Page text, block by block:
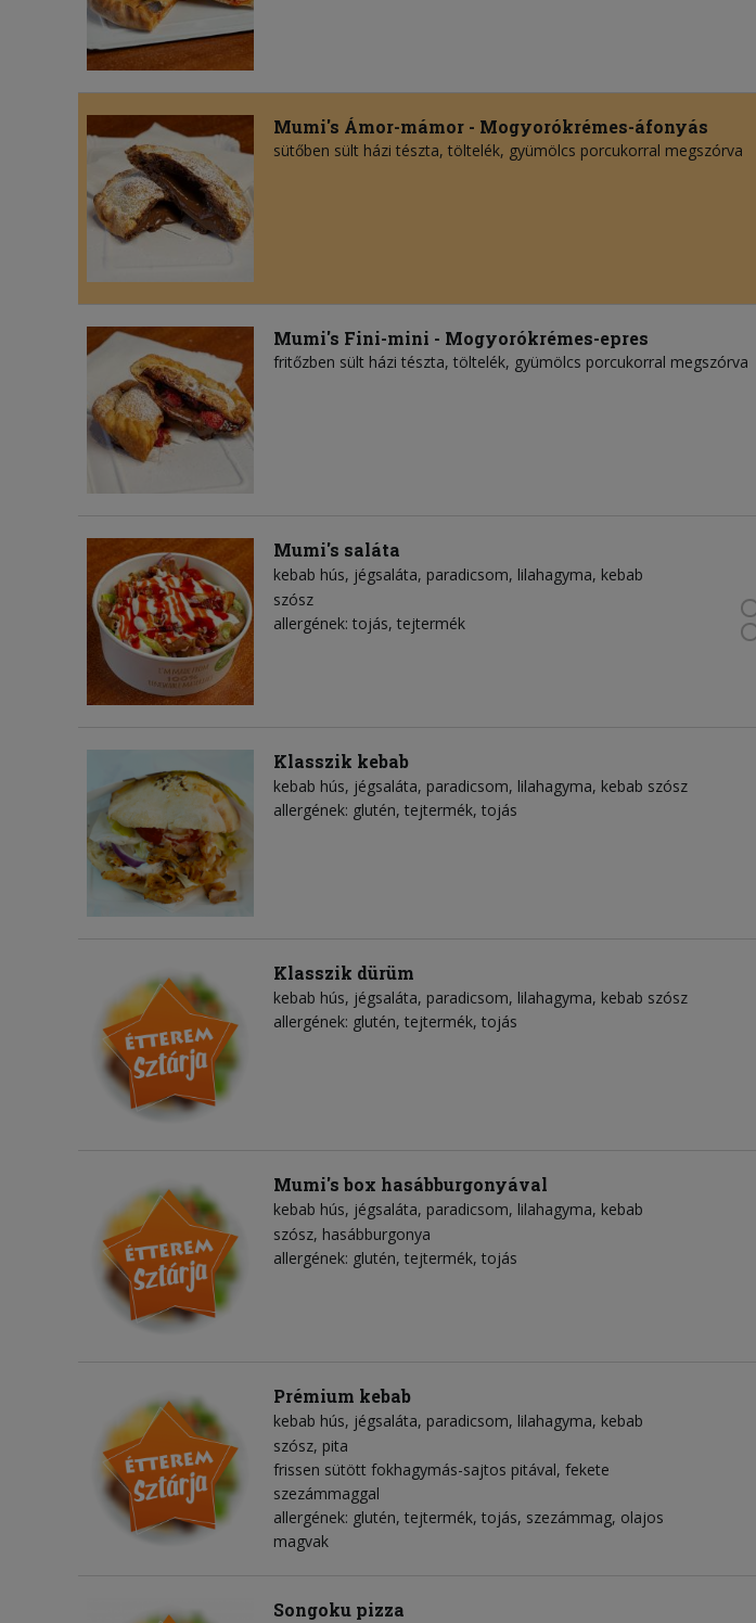
Mumi's Ámor-mámor - Mogyorókrémes-áfonyás
sütőben sült házi tészta, töltelék, gyümölcs porcukorral megszórva
Mumi's Fini-mini - Mogyorókrémes-epres
fritőzben sült házi tészta, töltelék, gyümölcs porcukorral megszórva
Mumi's saláta
kebab hús jégsaláta paradicsom lilahagyma kebab
szósz
allergének: tojás, tejtermék
Klasszik kebab
kebab hús jégsaláta paradicsom lilahagyma kebab szósz
allergének: glutén, tejtermék, tojás
Klasszik dürüm
kebab hús jégsaláta paradicsom lilahagyma kebab szósz
allergének: glutén, tejtermék, tojás
Mumi's box hasábburgonyával
kebab hús jégsaláta paradicsom lilahagyma kebab
szósz hasábburgonya
allergének: glutén, tejtermék, tojás
Prémium kebab
kebab hús jégsaláta paradicsom lilahagyma kebab
szósz pita
frissen sütött fokhagymás-sajtos pitával, fekete
szezámmaggal
allergének: glutén, tejtermék, tojás, szezámmag, olajos
magvak
Songoku pizza